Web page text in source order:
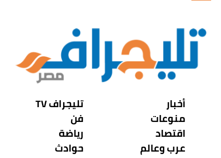
أخبار
منوعات
اقتصاد
عرب وعالم
تليجراف TV
فن
رياضة
حوادث